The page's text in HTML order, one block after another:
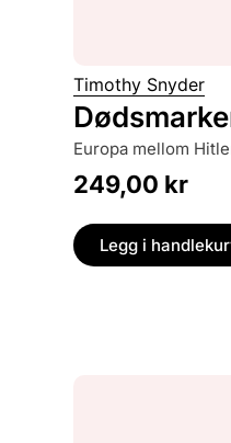
Timothy Snyder
Europa mellom
249,00 kr
Legg i